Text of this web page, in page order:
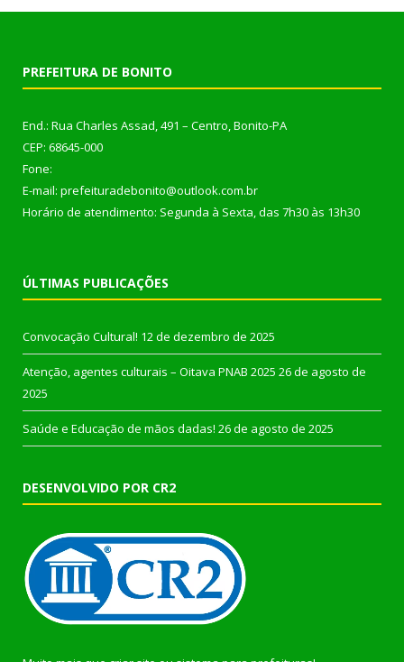
PREFEITURA DE BONITO
End.: Rua Charles Assad, 491 – Centro, Bonito-PA
CEP: 68645-000
Fone:
E-mail: prefeituradebonito@outlook.com.br
Horário de atendimento: Segunda à Sexta, das 7h30 às 13h30
ÚLTIMAS PUBLICAÇÕES
Convocação Cultural! 12 de dezembro de 2025
Atenção, agentes culturais – Oitava PNAB 2025 26 de agosto de
2025
Saúde e Educação de mãos dadas! 26 de agosto de 2025
DESENVOLVIDO POR CR2